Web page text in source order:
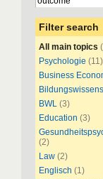
Filter search
All main topics
Psychologie (11)
Business
BWL (3)
Education (3)
(2)
Law (2)
Englisch (1)